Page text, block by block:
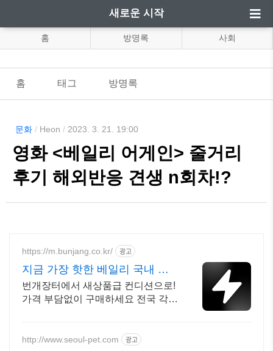
새로운 시작
홈 방명록 사회
홈 태그 방명록
문화 / Heon / 2023. 3. 21. 19:00
영화 <베일리 어게인> 줄거리
후기 해외반응 견생 n회차!?
https://m.bunjang.co.kr/ 광고
지금 가장 핫한 베일리 국내 최
대 브랜드 중고거래
번개장터에서 새상품급 컨디션으로!
가격 부담없이 구매하세요 전국 각지
http://www.seoul-pet.com 광고